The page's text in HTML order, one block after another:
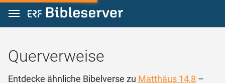
Zum Inhalt springen
Querverweise
Entdecke ähnliche Bibelverse zu Matthäus 14,8 –